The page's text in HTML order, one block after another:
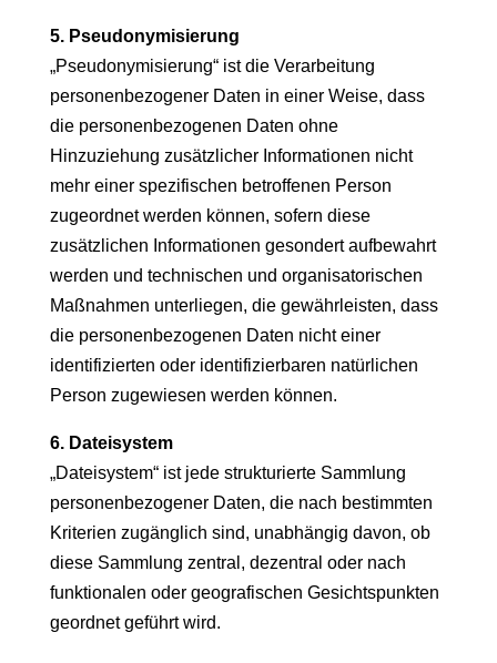
5. Pseudonymisierung
„Pseudonymisierung“ ist die Verarbeitung
personenbezogener Daten in einer Weise, dass
die personenbezogenen Daten ohne
Hinzuziehung zusätzlicher Informationen nicht
mehr einer spezifischen betroffenen Person
zugeordnet werden können, sofern diese
zusätzlichen Informationen gesondert aufbewahrt
werden und technischen und organisatorischen
Maßnahmen unterliegen, die gewährleisten, dass
die personenbezogenen Daten nicht einer
identifizierten oder identifizierbaren natürlichen
Person zugewiesen werden können.
6. Dateisystem
„Dateisystem“ ist jede strukturierte Sammlung
personenbezogener Daten, die nach bestimmten
Kriterien zugänglich sind, unabhängig davon, ob
diese Sammlung zentral, dezentral oder nach
funktionalen oder geografischen Gesichtspunkten
geordnet geführt wird.